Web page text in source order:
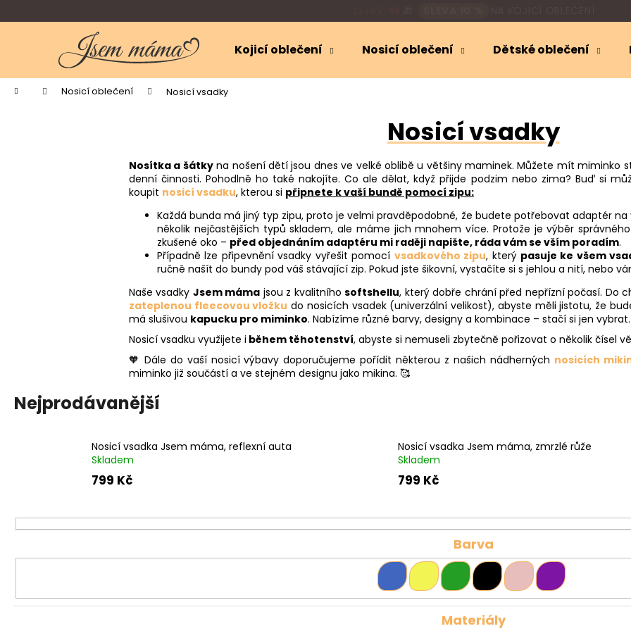
na
Kojicí oblečení Nosicí oblečení Dětské oblečení
Domů Nosicí oblečení Nosicí vsadky
Nosicí vsadky
Nosítka a šátkyna nošení dětí jsou dnes ve velké oblibě u většiny maminek. Můžete mít miminko
denní činnosti. Pohodlně ho také nakojíte. Co ale dělat, když přijde podzim nebo zima? Buď si
koupit nosicí vsadku, kterou si připnete k vaší bundě pomocí zipu:
Každá bunda má jiný typ zipu, proto je velmi pravděpodobné, že budete potřebovat adaptér
několik nejčastějších typů skladem, ale máme jich mnohem více. Protože je výběr
zkušené oko – před objednáním adaptéru mi raději napište, ráda vám se vším poradím.
Případně lze připevnění vsadky vyřešit pomocí vsadkového zipu, který pasuje ke všem
ručně našít do bundy pod váš stávající zip. Pokud jste šikovní, vystačíte si s jehlou a nití, nebo
Naše vsadky Jsem máma jsou z kvalitníhosoftshellu, který dobře chrání před nepřízní počasí. Do
zateplenou fleecovou vložku do nosicích vsadek (univerzální velikost), abyste měli jistotu, že
má slušivou kapucku pro miminko. Nabízíme různé barvy, designy a kombinace – stačí si jen vybrat.
Nosicí vsadku využijete i během těhotenství, abyste si nemuseli zbytečně pořizovat o několik čísel
🧡 Dále do vaší nosicí výbavy doporučujeme pořídit některou z našich nádherných nosicích
miminko již součástí a ve stejném designu jako mikina. 🥰
Nejprodávanější
Nosicí vsadka Jsem máma, reflexní auta
Skladem
799 Kč
Nosicí vsadka Jsem máma, zmrzlé růže
Skladem
799 Kč
Barva
Materiály
o
k
obchodu
obchodu
Co potřebujete najít?
HLEDAT
Doporučujeme